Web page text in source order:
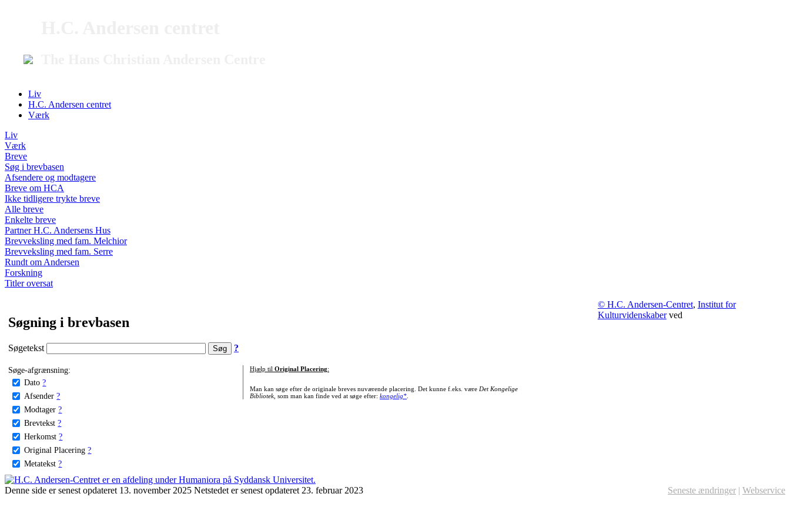
Liv
H.C. Andersen centret
Værk
Liv
Værk
Breve
Søg i brevbasen
Afsendere og modtagere
Breve om HCA
Ikke tidligere trykte breve
Alle breve
Enkelte breve
Partner H.C. Andersens Hus
Brevveksling med fam. Melchior
Brevveksling med fam. Serre
Rundt om Andersen
Forskning
Titler oversat
Søgning i brevbasen
Søgetekst ?
Søge-afgrænsning:
Dato ?
Afsender ?
Modtager ?
Brevtekst ?
Herkomst ?
Original Placering ?
Metatekst ?
Hjælp til Original Placering:
Man kan søge efter de originale breves nuværende placering. Det kunne f.eks. være Det Kongelige
Bibliotek, som man kan finde ved at søge efter: kongelig*.
© H.C. Andersen-Centret, Institut for
Kulturvidenskaberved
Denne side er senest opdateret 13. november 2025 Netstedet er senest opdateret 23. februar 2023 Seneste ændringer | Webservice